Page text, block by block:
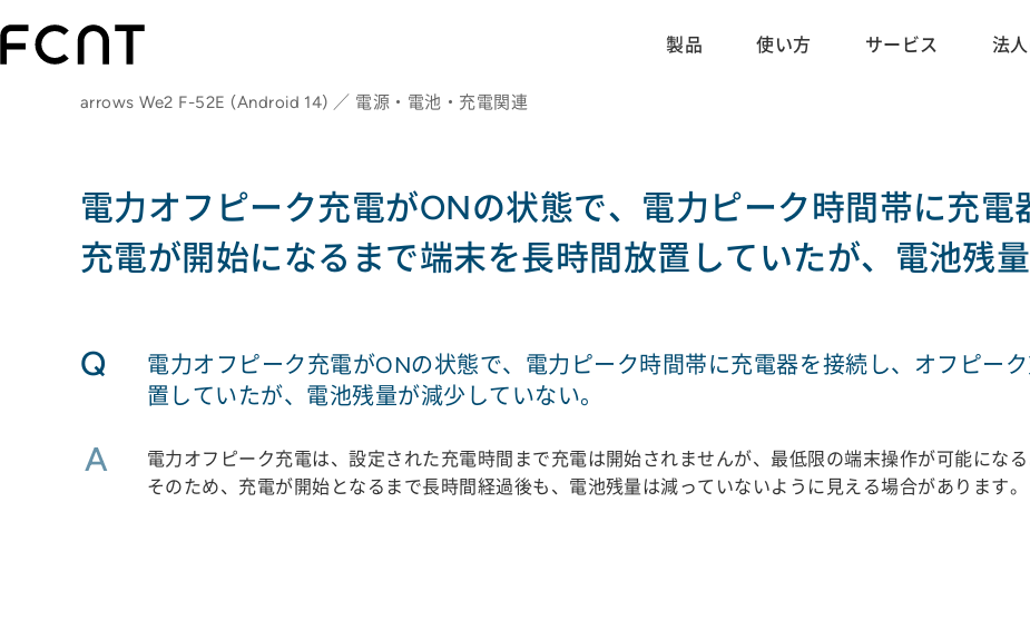
製品 使い方 サービス 法
arrows We2 F-52E (Android 14) ／ 電源・電池・充電関連
電力オフピーク充電がONの状態で、電力ピーク時間帯に充電
充電が開始になるまで端末を長時間放置していたが、電池残
Q
電力オフピーク充電がONの状態で、電力ピーク時間帯に充電器を接続し、オフピー
置していたが、電池残量が減少していない。
A
電力オフピーク充電は、設定された充電時間まで充電は開始されませんが、最低限の端末操作が可能にな
そのため、充電が開始となるまで長時間経過後も、電池残量は減っていないように見える場合があります。